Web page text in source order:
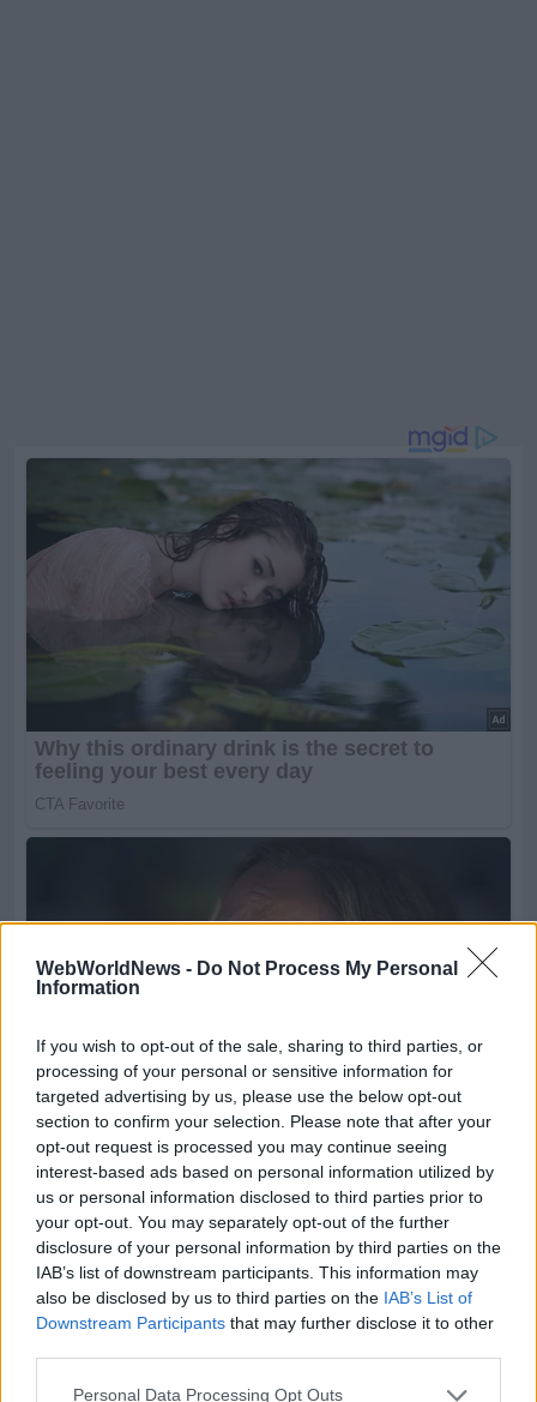
WebWorldNews - Do Not Process My Personal
Information
If you wish to opt-out of the sale, sharing to third parties, or
processing of your personal or sensitive information for
targeted advertising by us, please use the below opt-out
section to confirm your selection. Please note that after your
opt-out request is processed you may continue seeing
interest-based ads based on personal information utilized by
us or personal information disclosed to third parties prior to
your opt-out. You may separately opt-out of the further
disclosure of your personal information by third parties on the
IAB’s list of downstream participants. This information may
also be disclosed by us to third parties on the IAB’s List of
Downstream Participants that may further disclose it to other
Personal Data Processing Opt Outs